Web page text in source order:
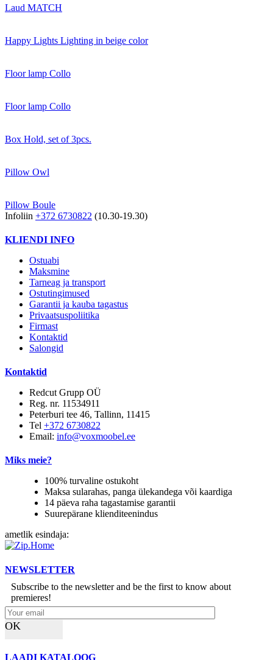
Laud MATCH
Happy Lights Lighting in beige color
Floor lamp Collo
Floor lamp Collo
Box Hold, set of 3pcs.
Pillow Owl
Pillow Boule
Infoliin +372 6730822 (10.30-19.30)
KLIENDI INFO
Ostuabi
Maksmine
Tarneag ja transport
Ostutingimused
Garantii ja kauba tagastus
Privaatsuspoliitika
Firmast
Kontaktid
Salongid
Kontaktid
Redcut Grupp OÜ
Reg. nr. 11534911
Peterburi tee 46, Tallinn, 11415
Tel +372 6730822
Email: info@voxmoobel.ee
Miks meie?
100% turvaline ostukoht
Maksa sularahas, panga ülekandega või kaardiga
14 päeva raha tagastamise garantii
Suurepärane klienditeenindus
ametlik esindaja:
NEWSLETTER
Subscribe to the newsletter and be the first to know about
premieres!
OK
LAADI KATALOOG